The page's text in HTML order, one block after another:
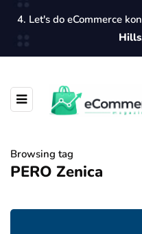
4. Let's do eCommerce
Browsing tag
PERO Zenica